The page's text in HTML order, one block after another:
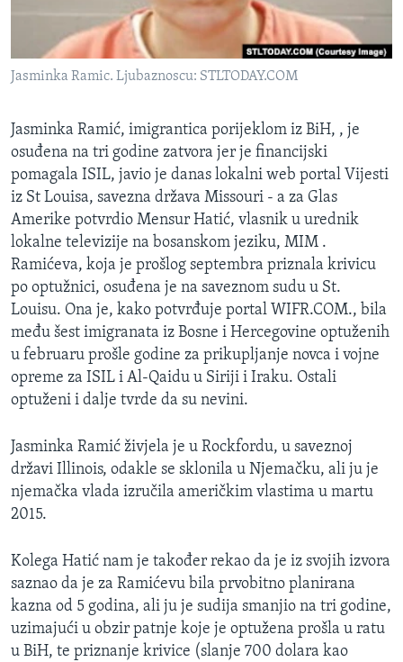
MAGAZIN
O GLASU AMERIKE
PRATITE NAS
Jezici
Jasminka Ramic. Ljubaznoscu: STLTODAY.COM
Jasminka Ramić, imigrantica porijeklom iz BiH, , je
osuđena na tri godine zatvora jer je financijski
pomagala ISIL, javio je danas lokalni web portal Vijesti
iz St Louisa, savezna država Missouri - a za Glas
Amerike potvrdio Mensur Hatić, vlasnik u urednik
lokalne televizije na bosanskom jeziku, MIM .
Ramićeva, koja je prošlog septembra priznala krivicu
po optužnici, osuđena je na saveznom sudu u St.
Louisu. Ona je, kako potvrđuje portal WIFR.COM., bila
među šest imigranata iz Bosne i Hercegovine optuženih
u februaru prošle godine za prikupljanje novca i vojne
opreme za ISIL i Al-Qaidu u Siriji i Iraku. Ostali
optuženi i dalje tvrde da su nevini.
Jasminka Ramić živjela je u Rockfordu, u saveznoj
državi Illinois, odakle se sklonila u Njemačku, ali ju je
njemačka vlada izručila američkim vlastima u martu
2015.
Kolega Hatić nam je također rekao da je iz svojih izvora
saznao da je za Ramićevu bila prvobitno planirana
kazna od 5 godina, ali ju je sudija smanjio na tri godine,
uzimajući u obzir patnje koje je optužena prošla u ratu
u BiH, te priznanje krivice (slanje 700 dolara kao